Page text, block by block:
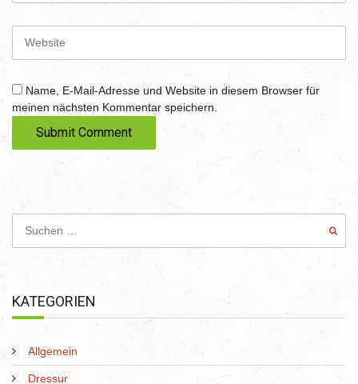
i
s
t
Name, E-Mail-Adresse und Website in diesem Browser für
meinen nächsten Kommentar speichern.
KATEGORIEN
Allgemein
Dressur